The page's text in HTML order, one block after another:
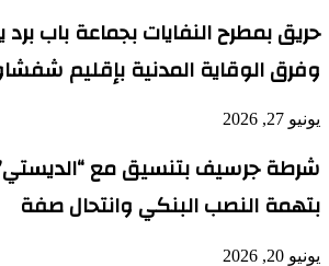
حريق بمطرح النفايات بجماعة باب
وفرق الوقاية المدنية بإقليم
يونيو 27, 2026
شرطة جرسيف بتنسيق مع
بتهمة النصب البنكي وانتحال صفة
يونيو 20, 2026